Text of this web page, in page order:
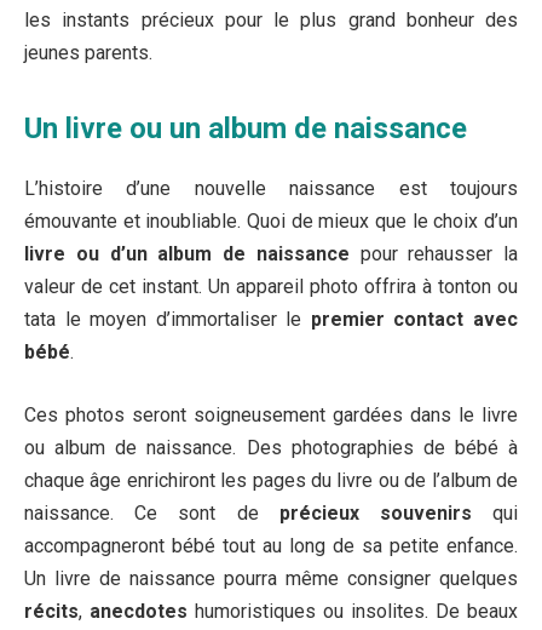
les instants précieux pour le plus grand bonheur des
jeunes parents.
Un livre ou un album de naissance
L’histoire d’une nouvelle naissance est toujours
émouvante et inoubliable. Quoi de mieux que le choix d’un
livre ou d’un album de naissance pour rehausser la
valeur de cet instant. Un appareil photo offrira à tonton ou
tata le moyen d’immortaliser le premier contact avec
bébé.
Ces photos seront soigneusement gardées dans le livre
ou album de naissance. Des photographies de bébé à
chaque âge enrichiront les pages du livre ou de l’album de
naissance. Ce sont de précieux souvenirs qui
accompagneront bébé tout au long de sa petite enfance.
Un livre de naissance pourra même consigner quelques
récits, anecdotes humoristiques ou insolites. De beaux